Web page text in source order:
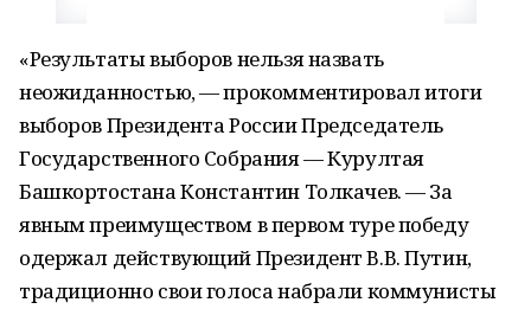
«Результаты выборов нельзя назвать
неожиданностью, — прокомментировал итоги
выборов Президента России Председатель
Государственного Собрания — Курултая
Башкортостана Константин Толкачев. — За
явным преимуществом в первом туре победу
одержал действующий Президент В.В. Путин,
традиционно свои голоса набрали коммунисты